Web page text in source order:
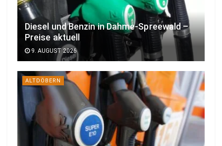
Diesel und Benzin in Dahme-Spreewald –
Preise aktuell
9. AUGUST 2026
ALTDÖBERN